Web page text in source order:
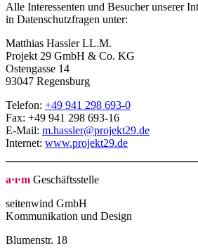
Alle Interessenten und Besucher unserer
in Datenschutzfragen unter:
Matthias Hassler LL.M.
Projekt 29 GmbH & Co. KG
Ostengasse 14
93047 Regensburg
Telefon: +49 941 298 693-0
Fax: +49 941 298 693-16
E-Mail: m.hassler@projekt29.de
Internet: www.projekt29.de
a·ı·m Geschäftsstelle
seitenwind GmbH
Kommunikation und Design
Blumenstr. 18